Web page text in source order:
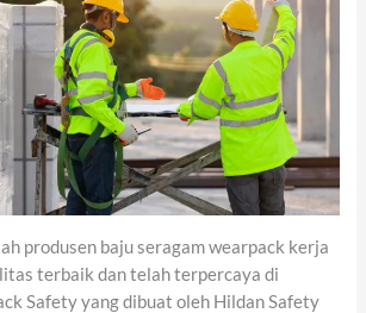
produsen baju seragam wearpack kerja
terbaik dan telah terpercaya di
Safety yang dibuat oleh Hildan Safety